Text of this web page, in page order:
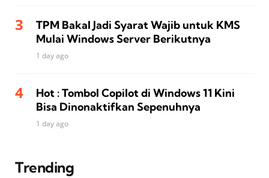
TPM Bakal Jadi Syarat Wajib untuk KMS
Mulai Windows Server Berikutnya
1 day ago
Hot : Tombol Copilot di Windows 11 Kini
Bisa Dinonaktifkan Sepenuhnya
1 day ago
Trending